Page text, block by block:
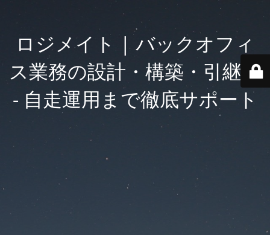
ロジメイト | バックオフィ
ス業務の設計・構築・引継ぎ
- 自走運用まで徹底サポート